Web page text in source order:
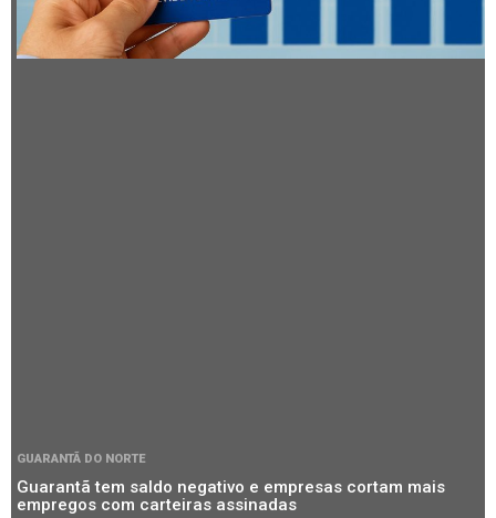
GUARANTÃ DO NORTE
Guarantã tem saldo negativo e empresas cortam mais
empregos com carteiras assinadas